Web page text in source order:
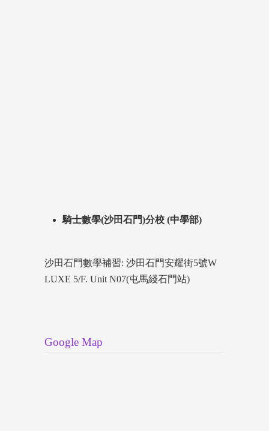
騎士數學(沙田石門)分校 (中學部)
沙田石門數學補習: 沙田石門安耀街5號W
LUXE 5/F. Unit N07(屯馬綫石門站)
Google Map